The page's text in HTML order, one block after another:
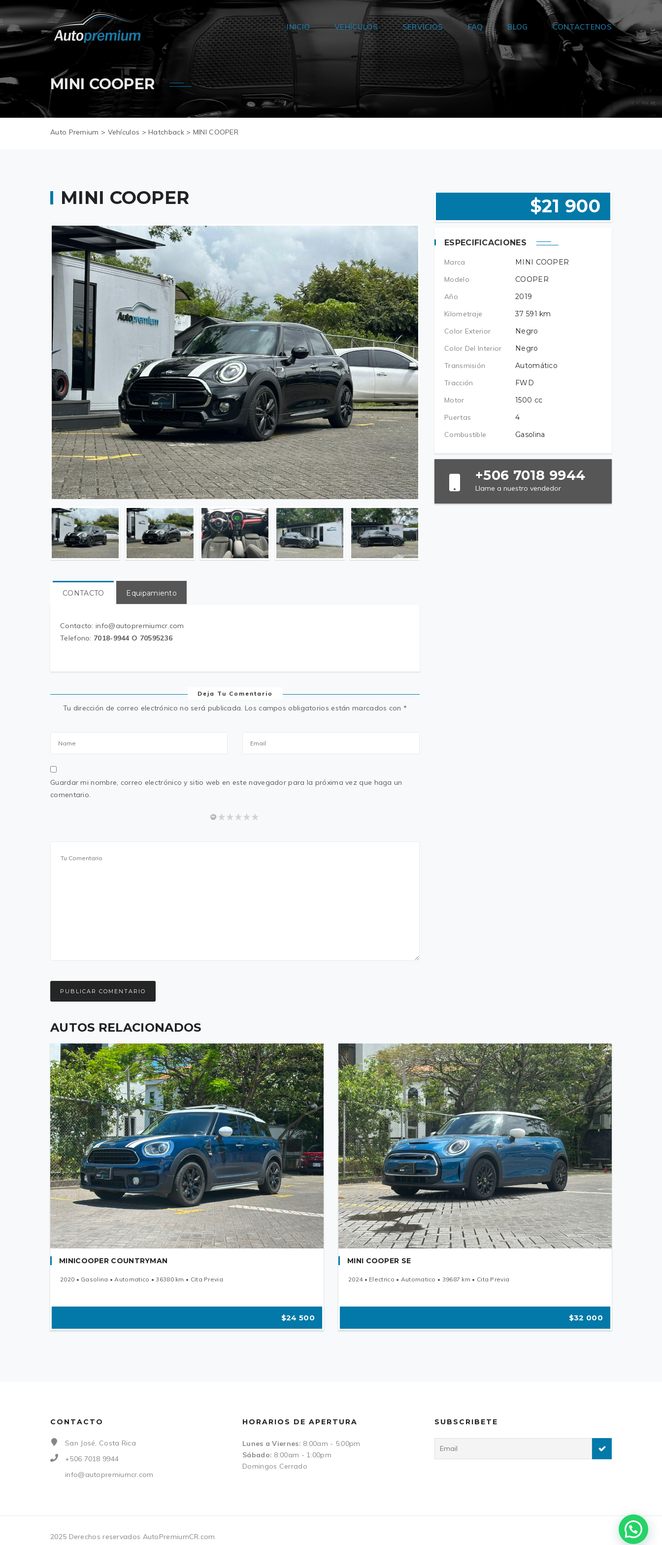
INICIO VEHÍCULOS SERVICIOS FAQ BLOG CONTACTENOS
MINI COOPER
Auto Premium > Vehículos >Hatchback> MINI COOPER
MINI COOPER
CONTACTO Equipamiento
Contacto: info@autopremiumcr.com
Telefono: 7018-9944 O 70595236
Deja Tu Comentario
Tu dirección de correo electrónico no será publicada. Los campos obligatorios están marcados con *
Guardar mi nombre, correo electrónico y sitio web en este navegador para la próxima vez que haga un
comentario.
$21 900
ESPECIFICACIONES
Marca
MINI COOPER
Modelo
COOPER
Año
2019
Kilometraje
37 591 km
Color Exterior
Negro
Color Del Interior
Negro
Transmisión
Automático
Tracción
FWD
Motor
1500 cc
Puertas
4
Combustible
Gasolina
+506 7018 9944
Llame a nuestro vendedor
AUTOS RELACIONADOS
MINICOOPER COUNTRYMAN
2020 • Gasolina • Automatico • 36380 km • Cita Previa
$24 500
MINI COOPER SE
2024 • Electrico • Automatico • 39687 km • Cita Previa
$32 000
CONTACTO
San José, Costa Rica
+506 7018 9944
info@autopremiumcr.com
HORARIOS DE APERTURA
Lunes a Viernes: 8:00am - 5:00pm
Sábado: 8:00am - 1:00pm
Domingos Cerrado
SUBSCRIBETE
2025 Derechos reservados AutoPremiumCR.com